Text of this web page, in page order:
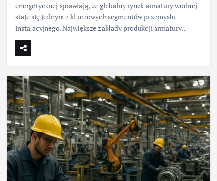
energetycznej sprawiają, że globalny rynek armatury wodnej
staje się jednym z kluczowych segmentów przemysłu
instalacyjnego. Największe zakłady produkcji armatury…